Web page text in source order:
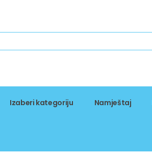
Izaberi kategoriju Namještaj